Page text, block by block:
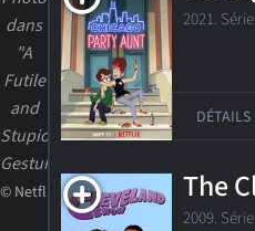
dans
"A
Futile
and
Stupid
Gesture"
© Netflix
2021.
DÉTAILS
The
2009.